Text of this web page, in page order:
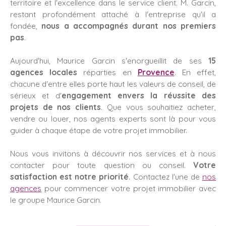
territoire et l'excellence dans le service client. M. Garcin,
restant profondément attaché à l'entreprise qu'il a
fondée, nous a accompagnés durant nos premiers
pas.
Aujourd'hui, Maurice Garcin s'enorgueillit de ses 15
agences locales réparties en Provence. En effet,
chacune d'entre elles porte haut les valeurs de conseil, de
sérieux et d'engagement envers la réussite des
projets de nos clients. Que vous souhaitiez acheter,
vendre ou louer, nos agents experts sont là pour vous
guider à chaque étape de votre projet immobilier.
Nous vous invitons à découvrir nos services et à nous
contacter pour toute question ou conseil. Votre
satisfaction est notre priorité. Contactez l'une de nos
agences pour commencer votre projet immobilier avec
le groupe Maurice Garcin.